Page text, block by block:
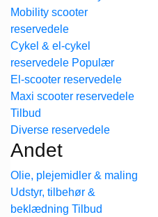
Mobility scooter
reservedele
Cykel & el-cykel
reservedele
El-scooter reservedele
Maxi scooter reservedele
Diverse reservedele
Andet
Olie, plejemidler & maling
Udstyr, tilbehør &
beklædning